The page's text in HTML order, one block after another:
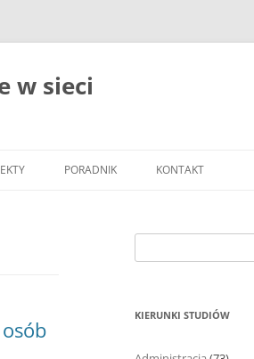
w sieci
PORADNIK
JAK ZBIERAĆ I OPRACOWYWAĆ
KONTAKT
KIERUNKI STUDIÓW